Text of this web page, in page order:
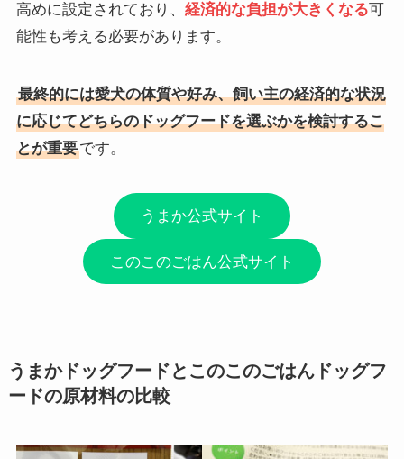
高めに設定されており、 経済的な負担が大きくなる可
能性も考える必要があります。
最終的には愛犬の体質や好み、飼い主の経済的な状況
に応じてどちらのドッグフードを選ぶかを検討するこ
とが重要です。
うまか公式サイト
このこのごはん公式サイト
うまかドッグフードとこのこのごはんドッグフ
ードの原材料の比較